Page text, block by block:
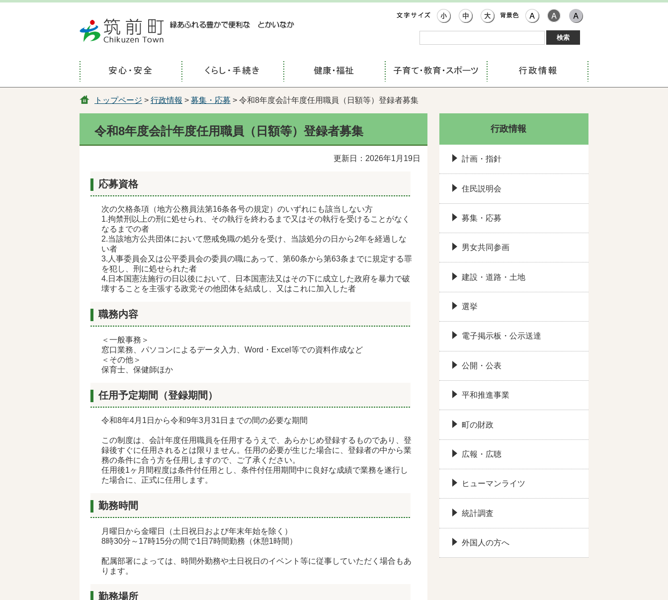
コンテンツにジャンプ
トップページ > 行政情報 > 募集・応募 > 令和8年度会計年度任用職員（日額等）登録者募集
令和8年度会計年度任用職員（日額等）登録者募集
更新日：2026年1月19日
応募資格
次の欠格条項（地方公務員法第16条各号の規定）のいずれにも該当しない方
1.拘禁刑以上の刑に処せられ、その執行を終わるまで又はその執行を受けることがなく
なるまでの者
2.当該地方公共団体において懲戒免職の処分を受け、当該処分の日から2年を経過しな
い者
3.人事委員会又は公平委員会の委員の職にあって、第60条から第63条までに規定する罪
を犯し、刑に処せられた者
4.日本国憲法施行の日以後において、日本国憲法又はその下に成立した政府を暴力で破
壊することを主張する政党その他団体を結成し、又はこれに加入した者
職務内容
＜一般事務＞
窓口業務、パソコンによるデータ入力、 Word ・ Excel 等での資料作成など
＜その他＞
保育士、保健師ほか
任用予定期間（登録期間）
令和8年4月1日から令和9年3月31日までの間の必要な期間
この制度は、会計年度任用職員を任用するうえで、あらかじめ登録するものであり、登
録後すぐに任用されるとは限りません。任用の必要が生じた場合に、 登録者の中から業
務の条件に合う方を任用しますので、ご了承ください。
任用後1ヶ月間程度は条件付任用とし、条件付任用期間中に良好な成績で業務を遂行し
た場合に、正式に任用します。
勤務時間
月曜日から金曜日（土日祝日および年末年始を除く）
8時30分～17時15分の間で1日7時間勤務（休憩1時間）
配属部署によっては、時間外勤務や土日祝日のイベント等に従事していただく場合 もあ
ります。
勤務場所
行政情報
計画・指針
住民説明会
募集・応募
男女共同参画
建設・道路・土地
選挙
電子掲示板・公示送達
公開・公表
平和推進事業
町の財政
広報・広聴
ヒューマンライツ
統計調査
外国人の方へ